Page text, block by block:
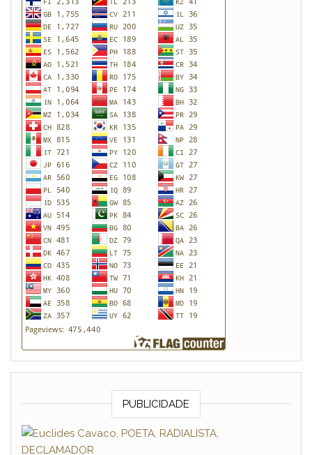
PUBLICIDADE